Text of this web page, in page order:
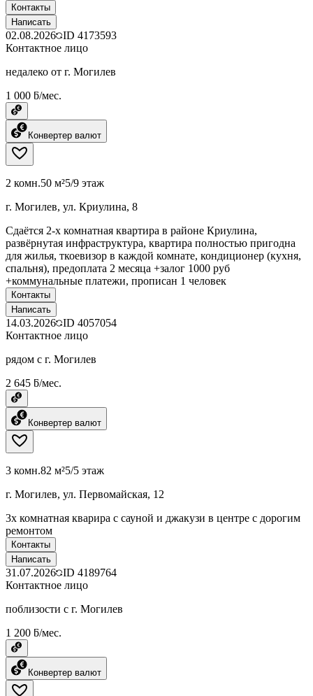
Контакты
Написать
02.08.2026 ID 4173593
Контактное лицо
недалеко от г. Могилев
1 000 ƃ/мес.
Конвертер валют
2 комн.50 м²5/9 этаж
г. Могилев, ул. Криулина, 8
Сдаётся 2-х комнатная квартира в районе Криулина,
развёрнутая инфраструктура, квартира полностью пригодна
для жилья, ткоевизор в каждой комнате, кондиционер (кухня,
спальня), предоплата 2 месяца +залог 1000 руб
+коммунальные платежи, прописан 1 человек
Контакты
Написать
14.03.2026 ID 4057054
Контактное лицо
рядом с г. Могилев
2 645 ƃ/мес.
Конвертер валют
3 комн.82 м²5/5 этаж
г. Могилев, ул. Первомайская, 12
3х комнатная кварира с сауной и джакузи в центре с дорогим
ремонтом
Контакты
Написать
31.07.2026 ID 4189764
Контактное лицо
поблизости с г. Могилев
1 200 ƃ/мес.
Конвертер валют